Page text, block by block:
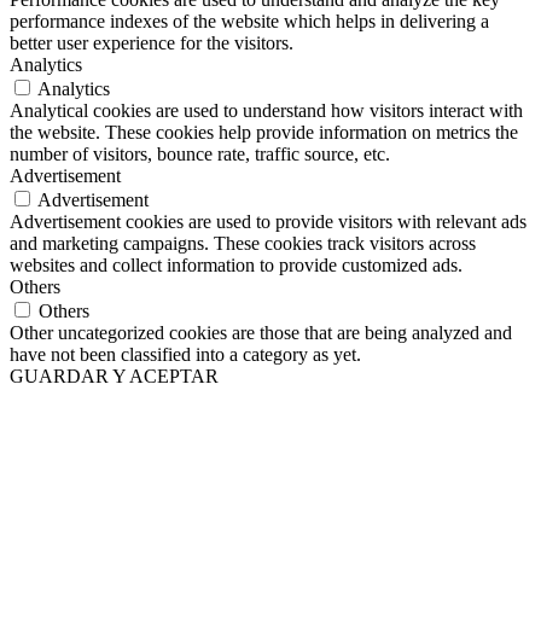
performance indexes of the website which helps in delivering a
better user experience for the visitors.
Analytics
Analytics
Analytical cookies are used to understand how visitors interact with
the website. These cookies help provide information on metrics the
number of visitors, bounce rate, traffic source, etc.
Advertisement
Advertisement
Advertisement cookies are used to provide visitors with relevant ads
and marketing campaigns. These cookies track visitors across
websites and collect information to provide customized ads.
Others
Others
Other uncategorized cookies are those that are being analyzed and
have not been classified into a category as yet.
GUARDAR Y ACEPTAR